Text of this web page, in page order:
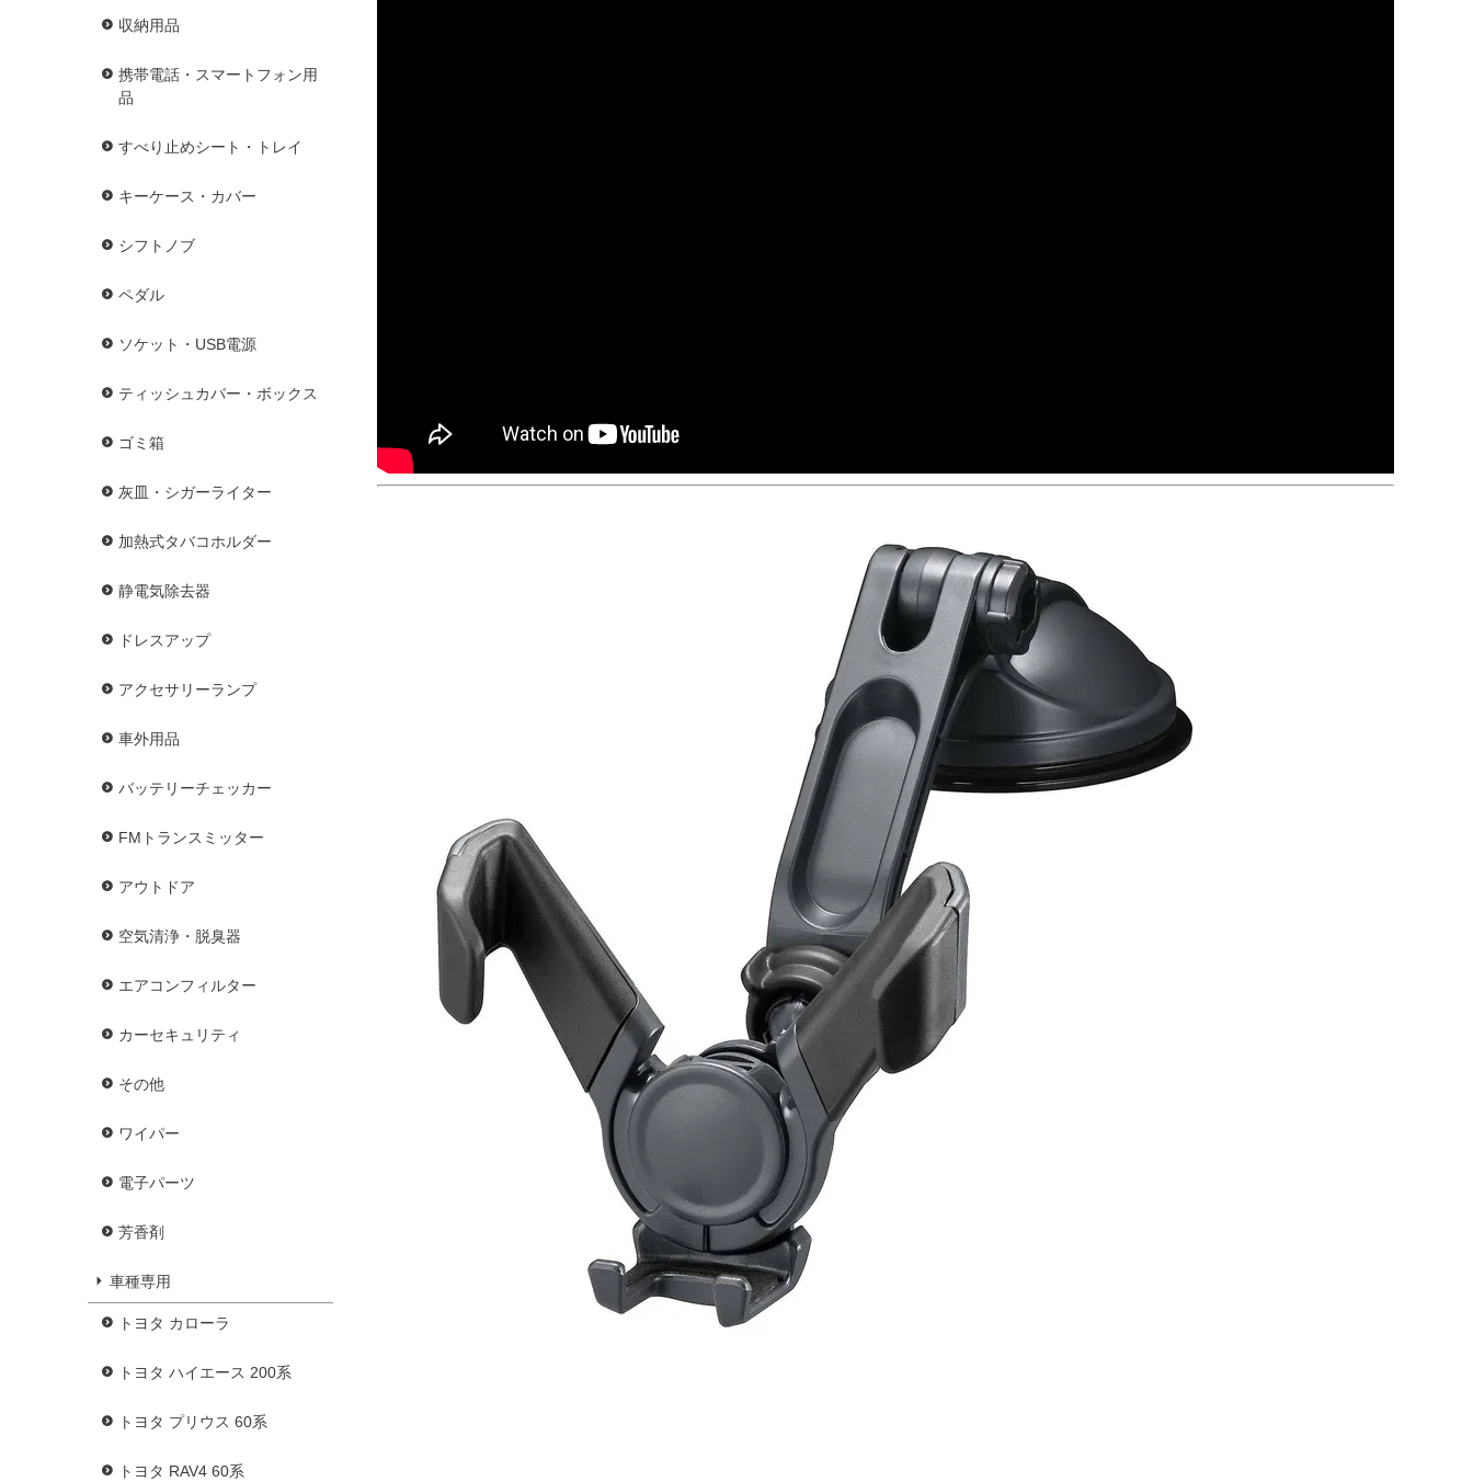
収納用品
携帯電話・スマートフォン用
品
すべり止めシート・トレイ
キーケース・カバー
シフトノブ
ペダル
ソケット・USB電源
ティッシュカバー・ボックス
ゴミ箱
灰皿・シガーライター
加熱式タバコホルダー
静電気除去器
ドレスアップ
アクセサリーランプ
車外用品
バッテリーチェッカー
FMトランスミッター
アウトドア
空気清浄・脱臭器
エアコンフィルター
カーセキュリティ
その他
ワイパー
電子パーツ
芳香剤
車種専用
トヨタ カローラ
トヨタ ハイエース 200系
トヨタ プリウス 60系
トヨタ RAV4 60系